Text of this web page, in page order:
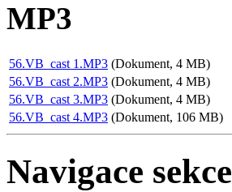
MP3
56.VB_cast 1.MP3 (Dokument, 4 MB)
56.VB_cast 2.MP3 (Dokument, 4 MB)
56.VB_cast 3.MP3 (Dokument, 4 MB)
56.VB_cast 4.MP3 (Dokument, 106 MB)
Navigace sekce